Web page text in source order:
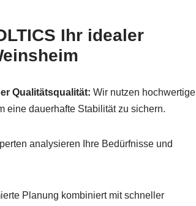
Ihr idealer
Qualitätsqualität: Wir nutzen hochwertige
eine dauerhafte Stabilität zu sichern.
analysieren Ihre Bedürfnisse und
Planung kombiniert mit schneller